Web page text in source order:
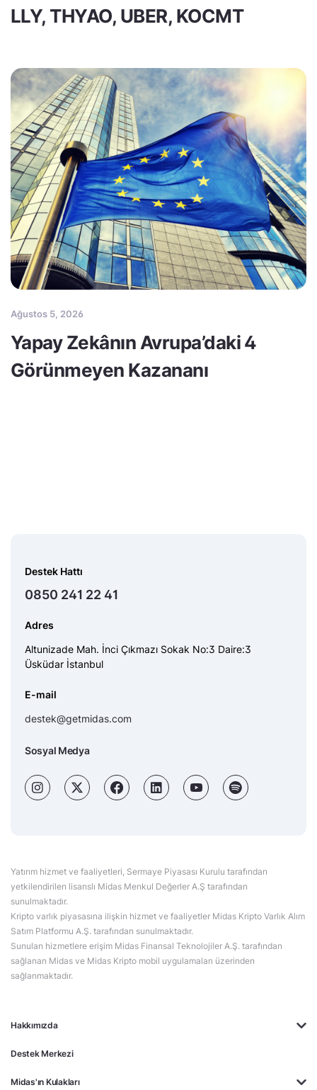
LLY, THYAO, UBER, KOCMT
Ağustos 5, 2026
Yapay Zekânın Avrupa’daki 4
Görünmeyen Kazananı
Hakkımızda
Destek Merkezi
Midas'ın Kulakları
Destek Hattı
0850 241 22 41
Adres
Altunizade Mah. İnci Çıkmazı Sokak No:3 Daire:3
Üsküdar İstanbul
E-mail
destek@getmidas.com
Sosyal Medya
Yatırım hizmet ve faaliyetleri, Sermaye Piyasası Kurulu tarafından
yetkilendirilen lisanslı Midas Menkul Değerler A.Ş tarafından
sunulmaktadır.
Kripto varlık piyasasına ilişkin hizmet ve faaliyetler Midas Kripto Varlık Alım
Satım Platformu A.Ş. tarafından sunulmaktadır.
Sunulan hizmetlere erişim Midas Finansal Teknolojiler A.Ş. tarafından
sağlanan Midas ve Midas Kripto mobil uygulamaları üzerinden
sağlanmaktadır.